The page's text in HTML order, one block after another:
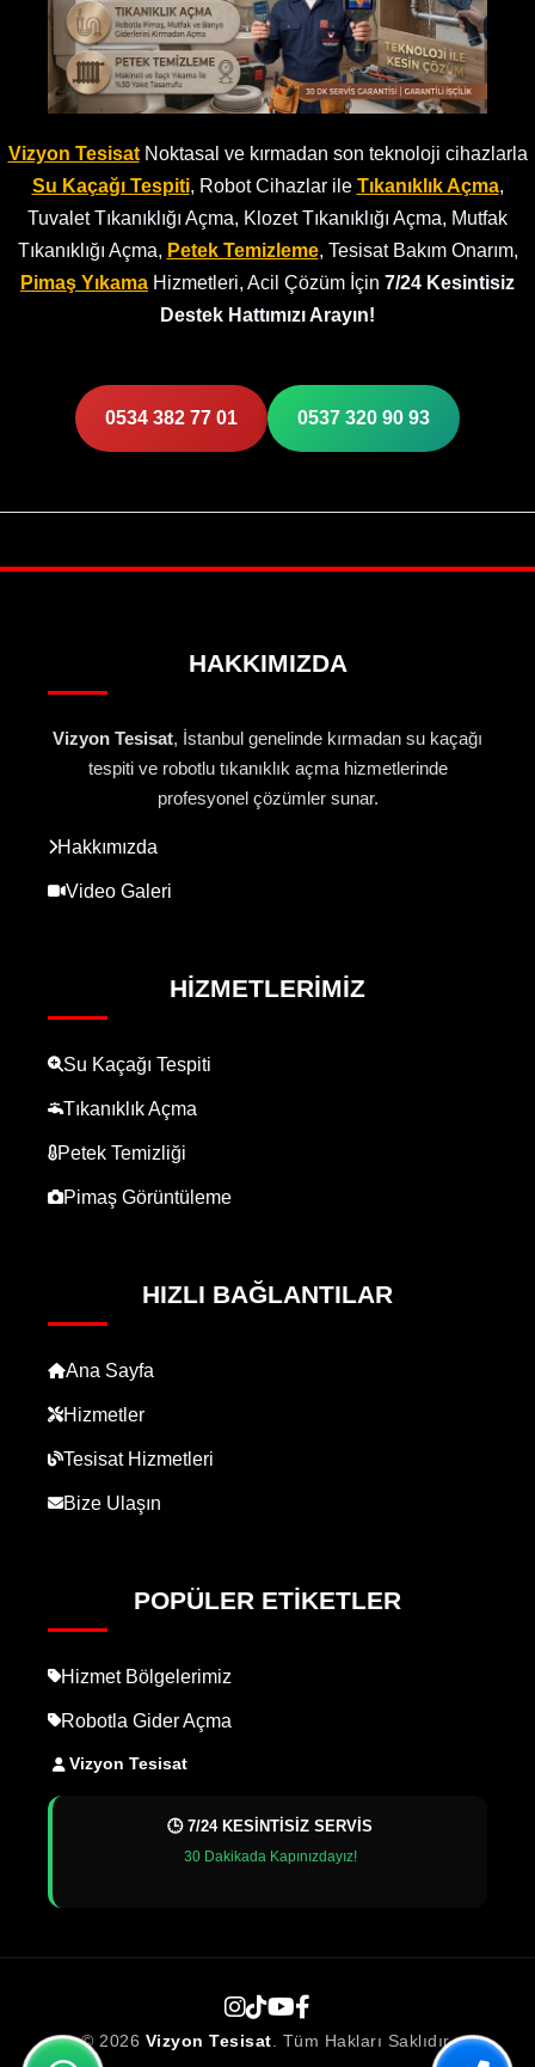
Vizyon TesisatNoktasal ve kırmadan son teknoloji cihazlarla
Su Kaçağı Tespiti, Robot Cihazlar ile Tıkanıklık Açma,
Tuvalet Tıkanıklığı Açma, Klozet Tıkanıklığı Açma, Mutfak
Tıkanıklığı Açma, Petek Temizleme, Tesisat Bakım Onarım,
Pimaş Yıkama Hizmetleri, Acil Çözüm İçin 7/24 Kesintisiz
Destek Hattımızı Arayın!
0534 382 77 01 0537 320 90 93
HAKKIMIZDA
Vizyon Tesisat, İstanbul genelinde kırmadan su kaçağı
tespiti ve robotlu tıkanıklık açma hizmetlerinde
profesyonel çözümler sunar.
Hakkımızda
Video Galeri
HIZMETLERIMIZ
Su Kaçağı Tespiti
Tıkanıklık Açma
Petek Temizliği
Pimaş Görüntüleme
HIZLI BAĞLANTILAR
Ana Sayfa
Hizmetler
Tesisat Hizmetleri
Bize Ulaşın
POPÜLER ETIKETLER
Hizmet Bölgelerimiz
Robotla Gider Açma
Vizyon Tesisat
🕒 7/24 KESİNTİSİZ SERVİS
30 Dakikada Kapınızdayız!
© 2026 Vizyon Tesisat . Tüm Hakları Saklıdır.